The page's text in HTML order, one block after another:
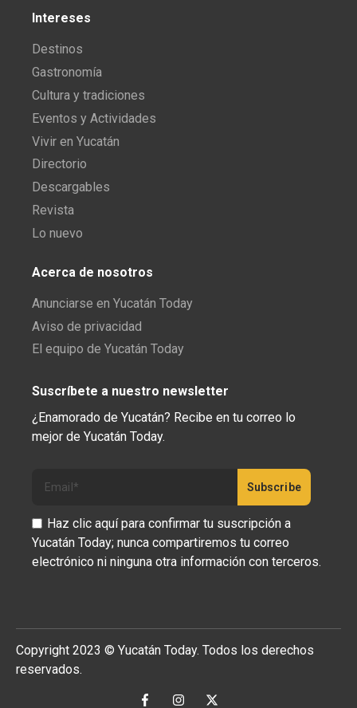
Intereses
Destinos
Gastronomía
Cultura y tradiciones
Eventos y Actividades
Vivir en Yucatán
Directorio
Descargables
Revista
Lo nuevo
Acerca de nosotros
Anunciarse en Yucatán Today
Aviso de privacidad
El equipo de Yucatán Today
Suscríbete a nuestro newsletter
¿Enamorado de Yucatán? Recibe en tu correo lo
mejor de Yucatán Today.
Haz clic aquí para confirmar tu suscripción a
Yucatán Today; nunca compartiremos tu correo
electrónico ni ninguna otra información con terceros.
Copyright 2023 © Yucatán Today. Todos los derechos
reservados.